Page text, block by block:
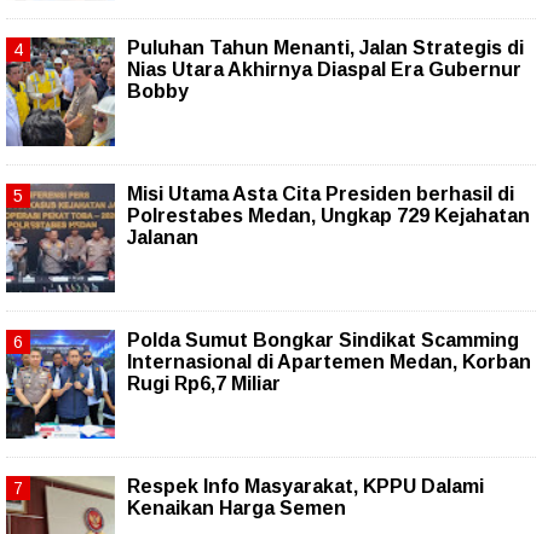
Puluhan Tahun Menanti, Jalan Strategis di
Nias Utara Akhirnya Diaspal Era Gubernur
Bobby
Misi Utama Asta Cita Presiden berhasil di
Polrestabes Medan, Ungkap 729 Kejahatan
Jalanan
Polda Sumut Bongkar Sindikat Scamming
Internasional di Apartemen Medan, Korban
Rugi Rp6,7 Miliar
Respek Info Masyarakat, KPPU Dalami
Kenaikan Harga Semen